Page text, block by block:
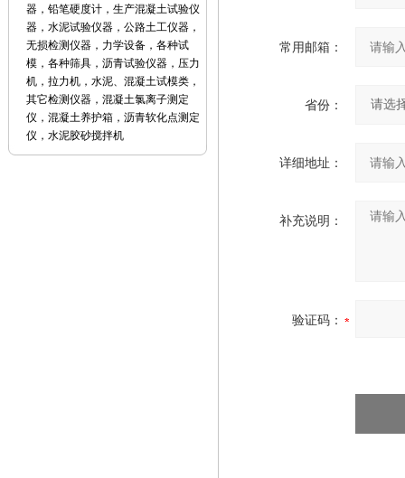
器，铅笔硬度计，生产混凝土试验仪
器，水泥试验仪器，公路土工仪器，
无损检测仪器，力学设备，各种试
模，各种筛具，沥青试验仪器，压力
机，拉力机，水泥、混凝土试模类，
其它检测仪器，混凝土氯离子测定
仪，混凝土养护箱，沥青软化点测定
仪，水泥胶砂搅拌机
常用邮箱：
省份：
详细地址：
补充说明：
验证码：